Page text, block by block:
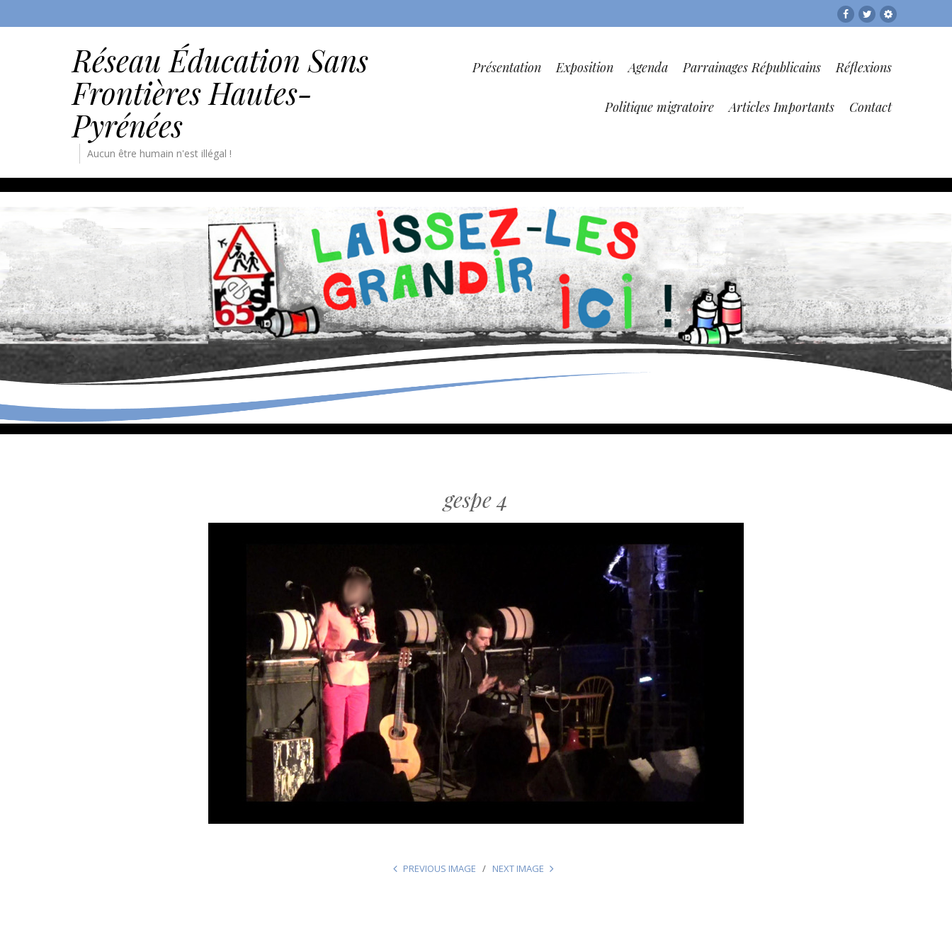
Facebook
TwitterRESF
Réseau Éducation Sans
Frontières Hautes-
Pyrénées
Aucun être humain n'est illégal !
Présentation Exposition Agenda Parrainages Républicains Réflexions
Politique migratoire Articles Importants Contact
gespe 4
PREVIOUS IMAGE NEXT IMAGE